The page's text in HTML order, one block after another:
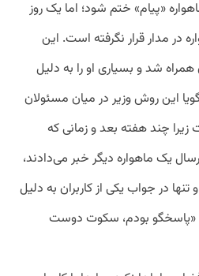
«پیام» ختم شود؛ اما یکروز
در مدارقرار نگرفته است. این
همراه شدو بسیاری اورا به دلیل
اینروشوزیر در میان مسئولان
زیرا چندهفته بعدوزمانیکه
یک ماهواره دیگر خبر میدادند،
وتنها در جوابیکی ازکاربران به دلیل
:پاسخگو بودم، سکوت دوست